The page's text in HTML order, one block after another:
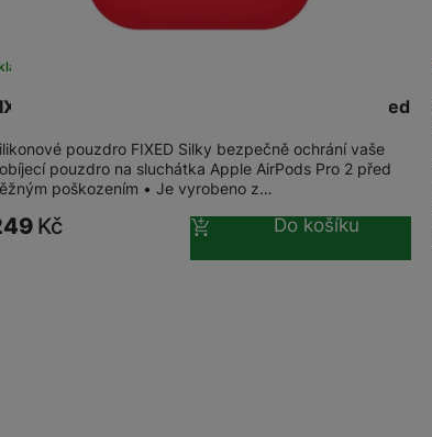
Počítače a notebooky
Péče o zdraví a tělo
Silky Apple AirPods Pro 2/P2 (USB-C), Red
pouzdro FIXED Silky bezpečně ochrání vaše
pouzdro na sluchátka Apple AirPods Pro 2 před
poškozením • Je vyrobeno z…
Kč Do košíku